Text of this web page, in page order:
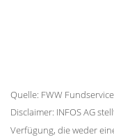
Quelle: FWW
Disclaimer: INFOS AG
Verfügung, die weder